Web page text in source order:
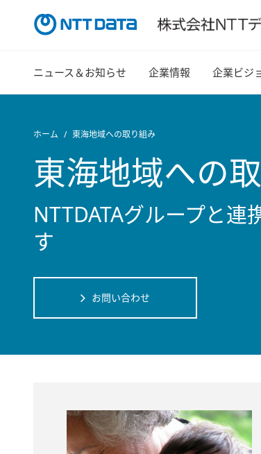
ニュース＆お知らせ 企業情報 企業ビジ
ホーム 東海地域への取り組み
東海地域への
NTTDATAグループと
す
お問い合わせ